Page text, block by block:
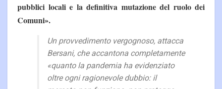
pubblici locali e la definitiva mutazione del ruolo dei
Comuni».
Un provvedimento vergognoso, attacca
Bersani, che accantona completamente
«quanto la pandemia ha evidenziato
oltre ogni ragionevole dubbio: il